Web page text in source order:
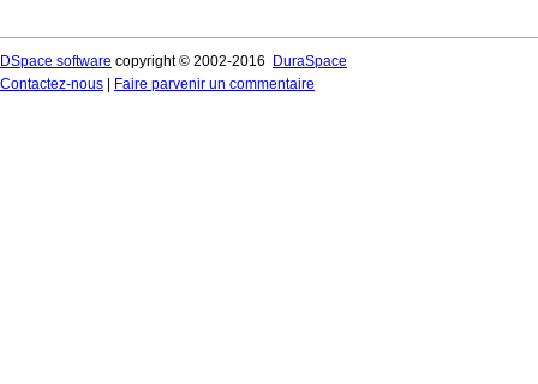
DSpace software copyright © 2002-2016
DuraSpace
Contactez-nous
Faire parvenir un commentaire